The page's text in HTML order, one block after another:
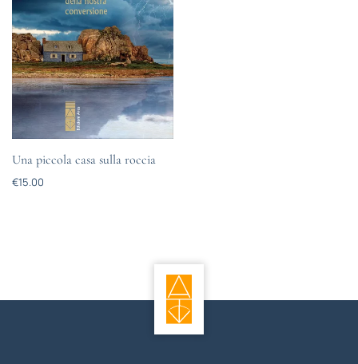
Una piccola casa sulla roccia
€15.00